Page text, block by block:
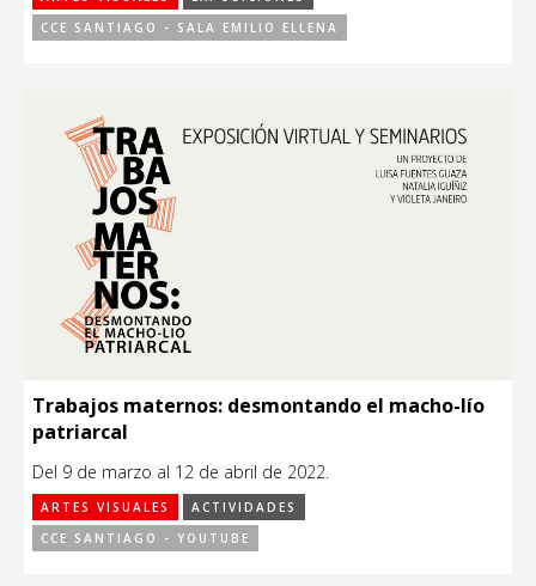
CCE SANTIAGO - SALA EMILIO ELLENA
Trabajos maternos: desmontando el macho-lío
patriarcal
Del 9 de marzo al 12 de abril de 2022.
ARTES VISUALES
ACTIVIDADES
CCE SANTIAGO - YOUTUBE